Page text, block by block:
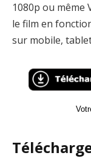
1080p ou même
le film en
sur mobile,